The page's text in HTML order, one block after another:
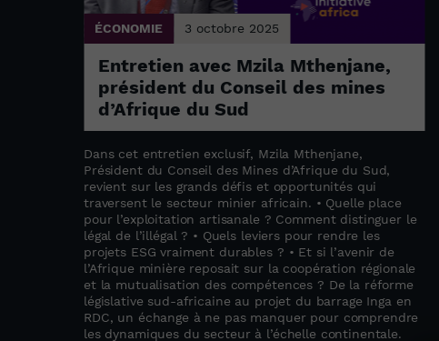
ÉCONOMIE 3 octobre 2025
Entretien avec Mzila Mthenjane,
président du Conseil des mines
d’Afrique du Sud
Dans cet entretien exclusif, Mzila Mthenjane,
Président du Conseil des Mines d’Afrique du Sud,
revient sur les grands défis et opportunités qui
traversent le secteur minier africain. • Quelle place
pour l’exploitation artisanale ? Comment distinguer le
légal de l’illégal ? • Quels leviers pour rendre les
projets ESG vraiment durables ? • Et si l’avenir de
l’Afrique minière reposait sur la coopération régionale
et la mutualisation des compétences ? De la réforme
législative sud-africaine au projet du barrage Inga en
RDC, un échange à ne pas manquer pour comprendre
les dynamiques du secteur à l’échelle continentale.